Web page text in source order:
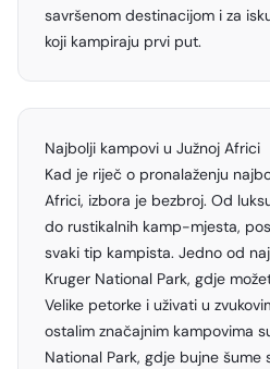
savršenom destinacijom i za
koji kampiraju prvi put.
Najbolji kampovi u Južnoj Africi
Kad je riječ o pronalaženju
Africi, izbora je bezbroj. Od
do rustikalnih kamp-mjesta,
svaki tip kampista. Jedno od
Kruger National Park, gdje
Velike petorke i uživati u
ostalim značajnim kampovima
National Park, gdje bujne šume